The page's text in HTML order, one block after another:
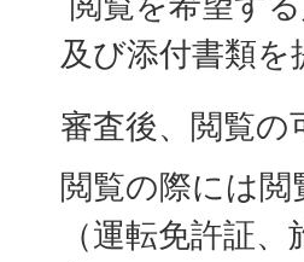
及び添付書類
審査後、閲覧
閲覧の際には
（運転免許証